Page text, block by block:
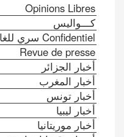
Opinions Libres
كـــواليس
Confidentiel سري للغاية
Revue de presse
أخبار الجزائر
أخبار المغرب
أخبار تونس
أخبار ليبيا
أخبار موريتانيا